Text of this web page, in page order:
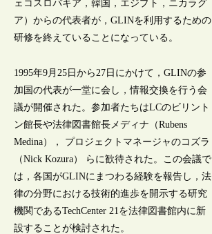
ェコスロバキア，韓国，エジプト，ニカラグ
ア）からの代表者が，GLINを利用するための
研修を終えていることになっている。
1995年9月25日から27日にかけて，GLINの参
加国の代表が一堂に会し，情報交換を行う会
議が開催された。参加者たちはLCのビリント
ン館長や法律図書館長メディナ（Rubens
Medina）， プロジェクトマネージャのコズラ
（Nick Kozura） らに歓待された。この会議で
は，各国がGLINにまつわる経験を報告し，法
律の分野における技術的進歩を開示する研究
機関であるTechCenter 21を法律図書館内に新
設することが検討された。